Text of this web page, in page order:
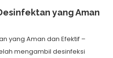
yang Aman
yang Aman dan Efektif –
mengambil desinfeksi